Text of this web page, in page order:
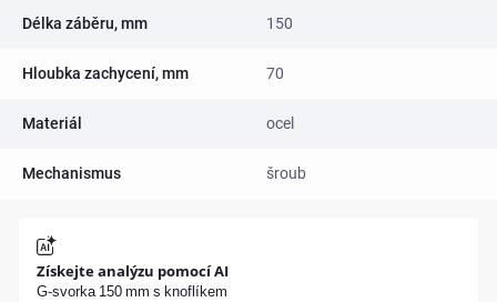
Délka záběru, mm 150
Hloubka zachycení, mm 70
Materiál ocel
Mechanismus šroub
Získejte analýzu pomocí AI
G-svorka 150 mm s knoflíkem